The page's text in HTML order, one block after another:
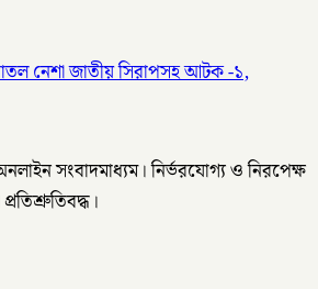
নেশা জাতীয় সিরাপসহ আটক -১,
সংবাদমাধ্যম। নির্ভরযোগ্য ও নিরপেক্ষ